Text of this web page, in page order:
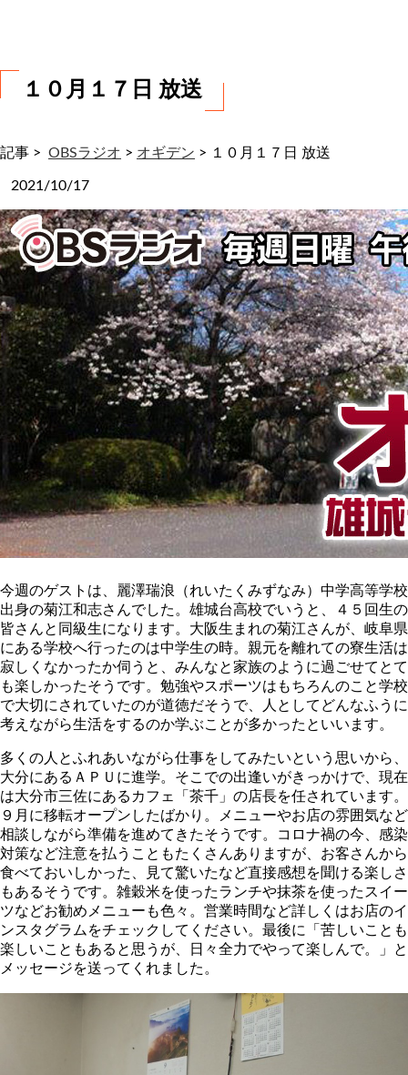
１０月１７日 放送
記事 > OBSラジオ > オギデン > １０月１７日 放送
2021/10/17
今週のゲストは、麗澤瑞浪（れいたくみずなみ）中学高等学校
出身の菊江和志さんでした。雄城台高校でいうと、４５回生の
皆さんと同級生になります。大阪生まれの菊江さんが、岐阜県
にある学校へ行ったのは中学生の時。親元を離れての寮生活は
寂しくなかったか伺うと、みんなと家族のように過ごせてとて
も楽しかったそうです。勉強やスポーツはもちろんのこと学校
で大切にされていたのが道徳だそうで、人としてどんなふうに
考えながら生活をするのか学ぶことが多かったといいます。
多くの人とふれあいながら仕事をしてみたいという思いから、
大分にあるＡＰＵに進学。そこでの出逢いがきっかけで、現在
は大分市三佐にあるカフェ「茶千」の店長を任されています。
９月に移転オープンしたばかり。メニューやお店の雰囲気など
相談しながら準備を進めてきたそうです。コロナ禍の今、感染
対策など注意を払うこともたくさんありますが、お客さんから
食べておいしかった、見て驚いたなど直接感想を聞ける楽しさ
もあるそうです。雑穀米を使ったランチや抹茶を使ったスイー
ツなどお勧めメニューも色々。営業時間など詳しくはお店のイ
ンスタグラムをチェックしてください。最後に「苦しいことも
楽しいこともあると思うが、日々全力でやって楽しんで。」と
メッセージを送ってくれました。